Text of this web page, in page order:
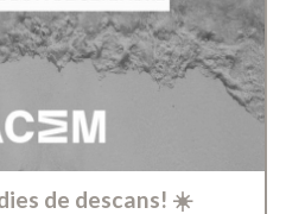
de descans! ☀️